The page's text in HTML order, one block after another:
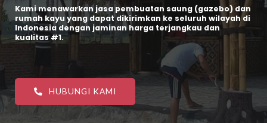
Kami menawarkan jasa pembuatan saung (gazebo) dan
rumah kayu yang dapat dikirimkan ke seluruh wilayah di
Indonesia dengan jaminan harga terjangkau dan
kualitas #1.
HUBUNGI KAMI